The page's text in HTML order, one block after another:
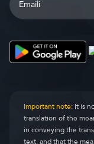
Important note:It is
translation of the
in conveying the